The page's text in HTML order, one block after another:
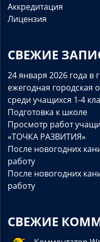
Аккредитация
Лицензия
СВЕЖИЕ
24 января 2026 года в
ежегодная городская
среди учащихся 1-4
Подготовка к школе
Просмотр работ
«ТОЧКА РАЗВИТИЯ»
После новогодних
работу
После новогодних
работу
СВЕЖИЕ